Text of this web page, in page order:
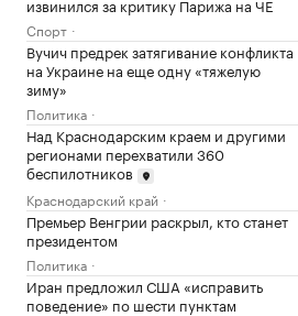
извинился за критику Парижа на ЧЕ
Спорт
Вучич предрек затягивание конфликта
на Украине на еще одну «тяжелую
зиму»
Политика
Над Краснодарским краем и другими
регионами перехватили 360
беспилотников
Краснодарский край
Премьер Венгрии раскрыл, кто станет
президентом
Политика
Иран предложил США «исправить
поведение» по шести пунктам